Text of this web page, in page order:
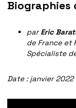
Biographies
par Eric
de France et
Spécialiste
Date : janvier 2022